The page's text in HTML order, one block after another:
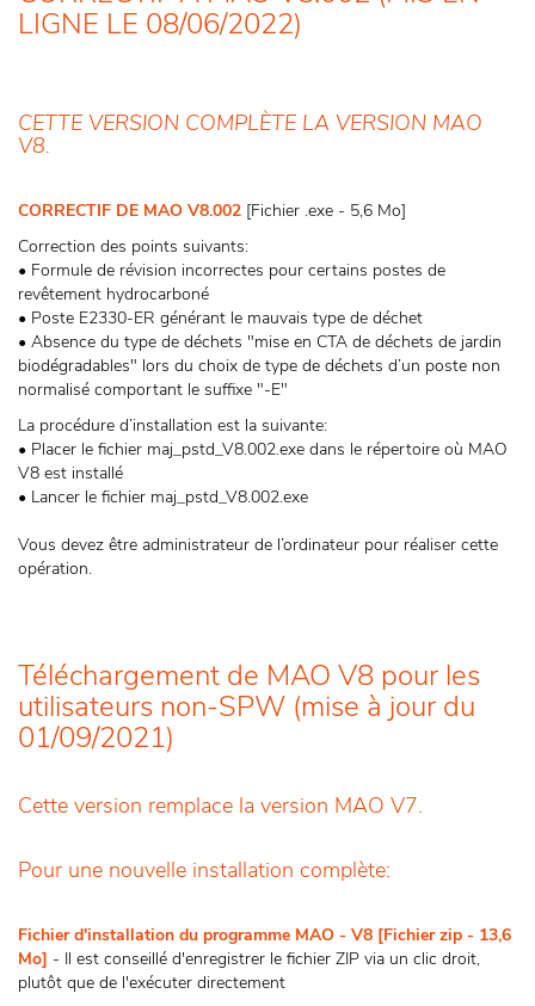
LIGNE LE 08/06/2022)
CETTE VERSION COMPLÈTE LA VERSION MAO
V8.
CORRECTIF DE MAO V8.002 [Fichier .exe - 5,6 Mo]
Correction des points suivants:
• Formule de révision incorrectes pour certains postes de
revêtement hydrocarboné
• Poste E2330-ER générant le mauvais type de déchet
• Absence du type de déchets "mise en CTA de déchets de jardin
biodégradables" lors du choix de type de déchets d’un poste non
normalisé comportant le suffixe "-E"
La procédure d’installation est la suivante:
• Placer le fichier maj_pstd_V8.002.exe dans le répertoire où MAO
V8 est installé
• Lancer le fichier maj_pstd_V8.002.exe
Vous devez être administrateur de l’ordinateur pour réaliser cette
opération.
Téléchargement de MAO V8 pour les
utilisateurs non-SPW (mise à jour du
01/09/2021)
Cette version remplace la version MAO V7.
Pour une nouvelle installation complète:
Fichier d'installation du programme MAO - V8 [Fichier zip - 13,6
Mo] - Il est conseillé d'enregistrer le fichier ZIP via un clic droit,
plutôt que de l'exécuter directement